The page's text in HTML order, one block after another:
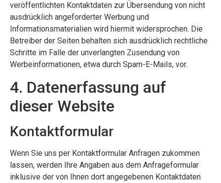
veröffentlichten Kontaktdaten zur Übersendung von nicht
ausdrücklich angeforderter Werbung und
Informationsmaterialien wird hiermit widersprochen. Die
Betreiber der Seiten behalten sich ausdrücklich rechtliche
Schritte im Falle der unverlangten Zusendung von
Werbeinformationen, etwa durch Spam-E-Mails, vor.
4. Datenerfassung auf
dieser Website
Kontaktformular
Wenn Sie uns per Kontaktformular Anfragen zukommen
lassen, werden Ihre Angaben aus dem Anfrageformular
inklusive der von Ihnen dort angegebenen Kontaktdaten